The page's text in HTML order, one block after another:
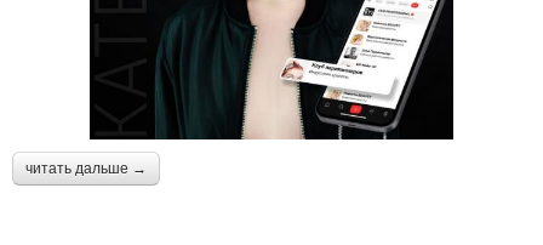
читать дальше →